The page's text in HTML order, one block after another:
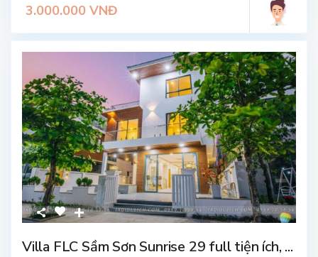
3.000.000 VNĐ
Villa FLC Sầm Sơn Sunrise 29 full tiện ích, ...